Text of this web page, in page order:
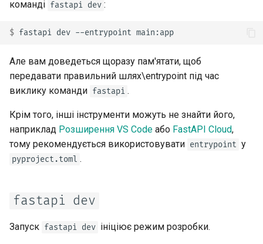
команді fastapi dev :
$ fastapi dev --entrypoint
Але вам доведеться щоразу пам'ятати, щоб
передавати правильний шлях\entrypoint під час
виклику команди fastapi .
Крім того, інші інструменти можуть не знайти його,
наприклад Розширення VS Code або FastAPI Cloud,
тому рекомендується використовувати entrypoint у
pyproject.toml .
fastapi dev
Запуск fastapi dev ініціює режим розробки.